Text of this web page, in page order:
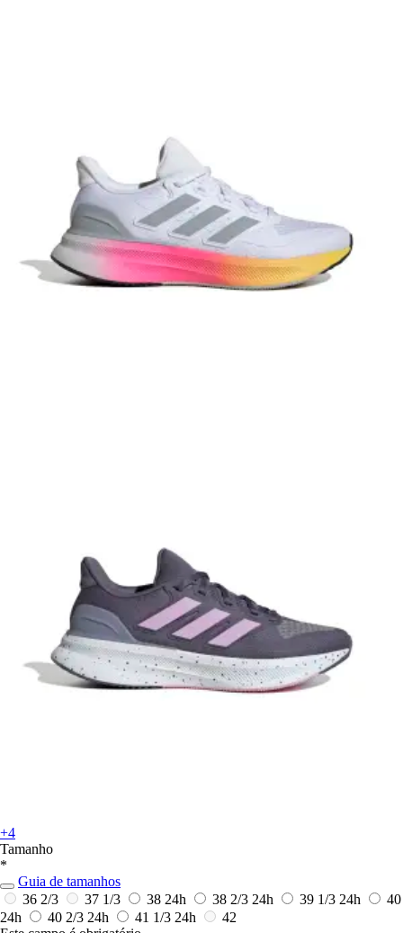
+4
Tamanho
*
Guia de tamanhos
36 2/3
37 1/3 38 24h 38 2/3 24h 39 1/3 24h
40
24h
40 2/3 24h 41 1/3 24h
42